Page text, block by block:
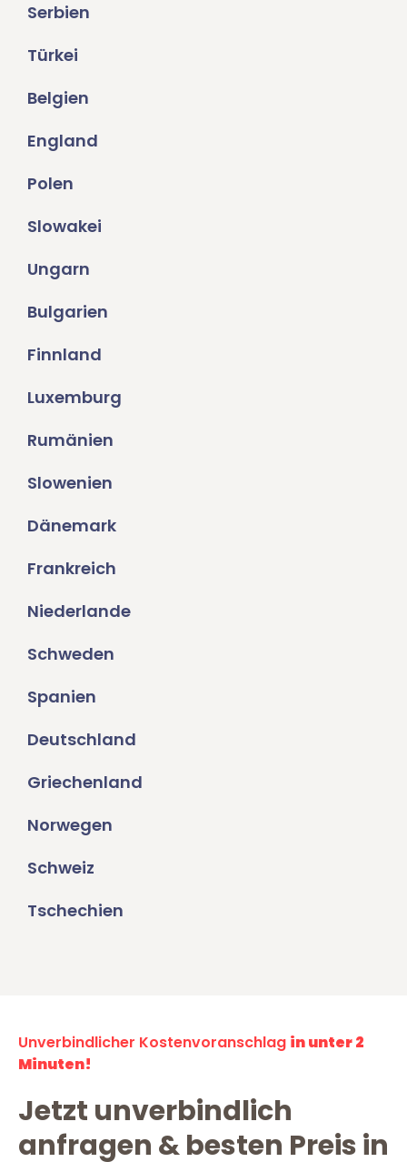
Serbien
Türkei
Belgien
England
Polen
Slowakei
Ungarn
Bulgarien
Finnland
Luxemburg
Rumänien
Slowenien
Dänemark
Frankreich
Niederlande
Schweden
Spanien
Deutschland
Griechenland
Norwegen
Schweiz
Tschechien
Unverbindlicher Kostenvoranschlag in unter 2
Minuten!
Jetzt unverbindlich
anfragen & besten Preis in